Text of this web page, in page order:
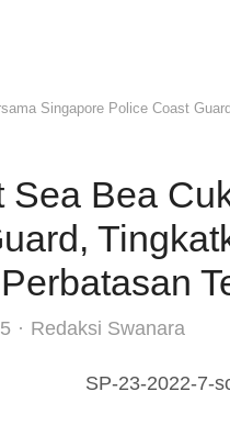
Singapore Police Coast
Sea Bea
Author
Redaksi Swanara